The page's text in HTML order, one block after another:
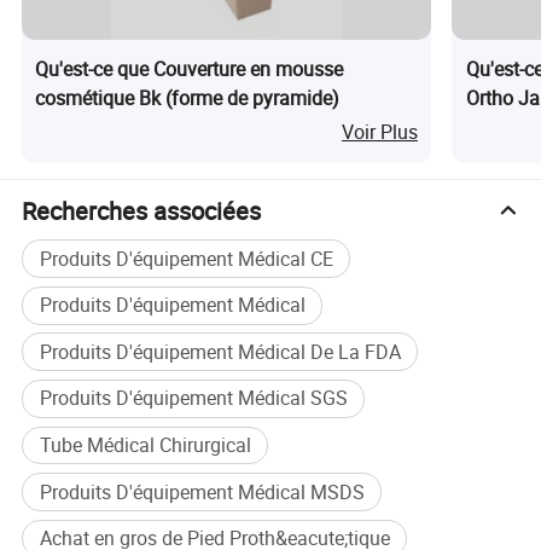
Qu'est-ce que Couverture en mousse
cosmétique Bk (forme de pyramide)
Voir Plus
Qu'est-
Ortho
Recherches associées
Produits D'équipement Médical CE
Produits D'équipement Médical
Produits D'équipement Médical De La FDA
Produits D'équipement Médical SGS
Tube Médical Chirurgical
Produits D'équipement Médical MSDS
Achat en gros de Pied Proth&eacute;tique